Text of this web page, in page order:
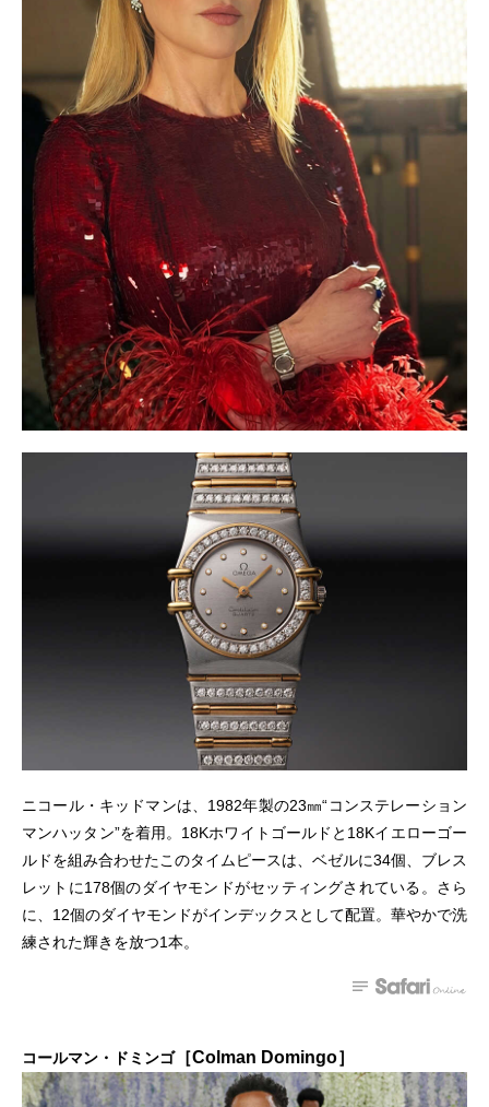
ニコール・キッドマンは、1982年製の23㎜“コンステレーション
マンハッタン”を着用。18Kホワイトゴールドと18Kイエローゴー
ルドを組み合わせたこのタイムピースは、ベゼルに34個、ブレス
レットに178個のダイヤモンドがセッティングされている。さら
に、12個のダイヤモンドがインデックスとして配置。華やかで洗
練された輝きを放つ1本。
コールマン・ドミンゴ［Colman Domingo］